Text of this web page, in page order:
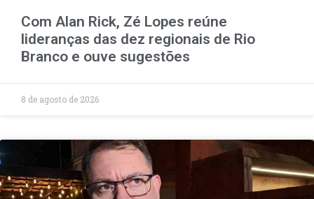
Com Alan Rick, Zé Lopes reúne
lideranças das dez regionais de Rio
Branco e ouve sugestões
8 de agosto de 2026